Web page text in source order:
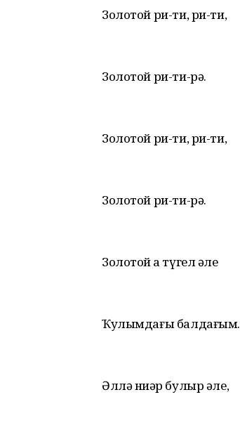
Золотой ри-ти, ри-ти,
Золотой ри-ти-рә.
Золотой ри-ти, ри-ти,
Золотой ри-ти-рә.
Золотой ҙа түгел әле
Ҡулымдағы балдағым.
Әллә ниҙәр булыр әле,